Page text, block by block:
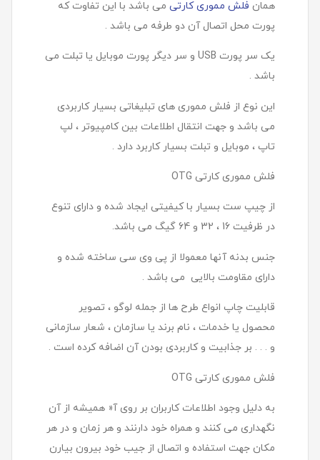
همان فلش مموری کارتی می باشد با این تفاوت که
پورت محل اتصال آن دو طرفه می باشد .
یک سر پورت USB و سر دیگر پورت موبایل یا تبلت می
باشد .
این نوع از فلش مموری های تبلیغاتی بسیار کاربردی
می باشد و جهت انتقال اطلاعات بین کامپیوتر ، لپ
تاپ ، موبایل و تبلت بسیار کاربرد دارد .
فلش مموری کارتی OTG
از چیپ ست بسیار با کیفیتی ایجاد شده و دارای تنوع
در ظرفیت 16 ، 32 و 64 گیگ می باشد.
جنس بدنه آنها معمولا از پی وی سی ساخته شده و
دارای مقاومت بالایی می باشد .
قابلیت چاپ انواع طرح ها از جمله لوگو ، تصویر
محصول یا خدمات ، نام برند یا سازمان ، شعار سازمانی
و . . . بر جذابیت و کاربردی بودن آن اضافه کرده است .
فلش مموری کارتی OTG
به دلیل وجود اطلاعات کاربران بر روی آ« همیشه از آن
نگهداری می کنند و همراه خود دارنند و هر زمان و در هر
مکان جهت استفاده و اتصال از جیب خود بیرون بیارن